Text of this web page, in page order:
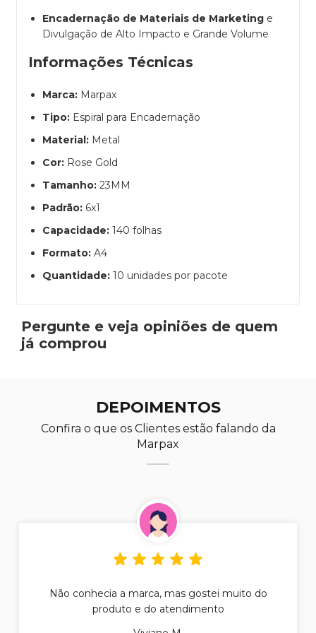
Encadernação de Materiais de Marketing e
Divulgação de Alto Impacto e Grande Volume
Informações Técnicas
Marca: Marpax
Tipo: Espiral para Encadernação
Material: Metal
Cor: Rose Gold
Tamanho: 23MM
Padrão: 6x1
Capacidade: 140 folhas
Formato: A4
Quantidade: 10 unidades por pacote
Pergunte e veja opiniões de quem
já comprou
DEPOIMENTOS
Confira o que os Clientes estão falando da
Marpax
Não conhecia a marca, mas gostei muito do
produto e do atendimento